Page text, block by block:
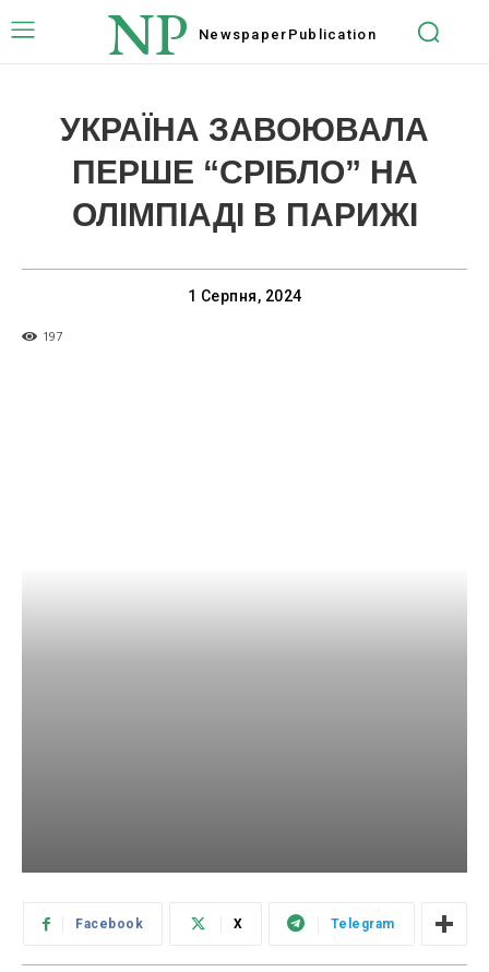
NP Newspaper Publication
УКРАЇНА ЗАВОЮВАЛА
ПЕРШЕ “СРІБЛО” НА
ОЛІМПІАДІ В ПАРИЖІ
1 Серпня, 2024
197
Facebook X Telegram